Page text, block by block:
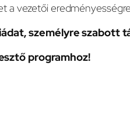
a vezetői
személyre szabott
programhoz!